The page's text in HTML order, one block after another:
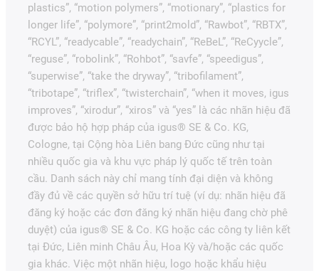
plastics”, “motion polymers”, “motionary”, “plastics for
longer life”, “polymore”, “print2mold”, “Rawbot”, “RBTX”,
“RCYL”, “readycable”, “readychain”, “ReBeL”, “ReCyycle”,
“reguse”, “robolink”, “Rohbot”, “savfe”, “speedigus”,
“superwise”, “take the dryway”, “tribofilament”,
“tribotape”, “triflex”, “twisterchain”, “when it moves, igus
improves”, “xirodur”, “xiros” và “yes” là các nhãn hiệu đã
được bảo hộ hợp pháp của igus® SE & Co. KG,
Cologne, tại Cộng hòa Liên bang Đức cũng như tại
nhiều quốc gia và khu vực pháp lý quốc tế trên toàn
cầu. Danh sách này chỉ mang tính đại diện và không
đầy đủ về các quyền sở hữu trí tuệ (ví dụ: nhãn hiệu đã
đăng ký hoặc các đơn đăng ký nhãn hiệu đang chờ phê
duyệt) của igus® SE & Co. KG hoặc các công ty liên kết
tại Đức, Liên minh Châu Âu, Hoa Kỳ và/hoặc các quốc
gia khác. Việc một nhãn hiệu, logo hoặc khẩu hiệu